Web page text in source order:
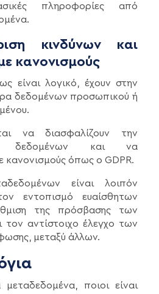
πληροφορίες από
κινδύνων και
κανονισμούς
είναι λογικό, έχουν στην
δεδομένων προσωπικού ή
να διασφαλίζουν την
δεδομένων και να
όπως ο GDPR.
είναι λοιπόν
εντοπισμό ευαίσθητων
της πρόσβασης των
αντίστοιχο έλεγχο των
μεταξύ άλλων.
μεταδεδομένα, ποιοι είναι